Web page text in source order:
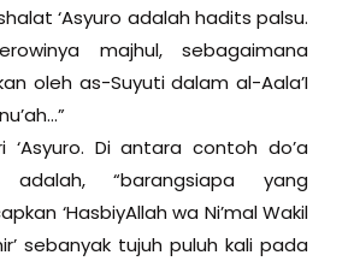
‘Asyuro adalah hadits palsu.
majhul, sebagaimana
oleh as-Suyuti dalam al-Aala’I
‘Asyuro. Di antara contoh do’a
adalah, “barangsiapa yang
‘HasbiyAllah wa Ni’mal Wakil
sebanyak tujuh puluh kali pada